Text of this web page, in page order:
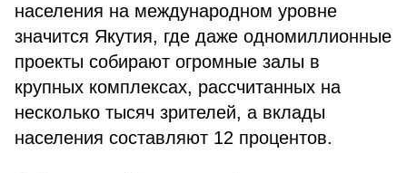
населения на международном уровне
значится Якутия, где даже одномиллионные
проекты собирают огромные залы в
крупных комплексах, рассчитанных на
несколько тысяч зрителей, а вклады
населения составляют 12 процентов.